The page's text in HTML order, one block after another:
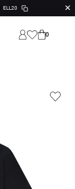
ELL20 ✕
0